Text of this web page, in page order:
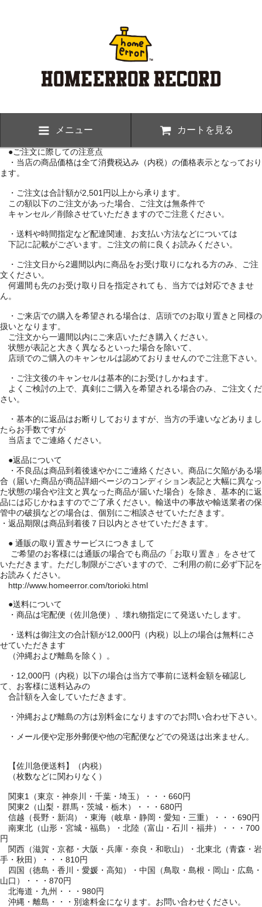
メニュー カートを見る
●ご注文に際しての注意点
・当店の商品価格は全て消費税込み（内税）の価格表示となっており
ます。
・ご注文は合計額が2,501円以上から承ります。
この額以下のご注文があった場合、ご注文は無条件で
キャンセル／削除させていただきますのでご注意ください。
・送料や時間指定など配達関連、お支払い方法などについては
下記に記載がございます。ご注文の前に良くお読みください。
・ご注文日から2週間以内に商品をお受け取りになれる方のみ、ご注
文ください。
何週間も先のお受け取り日を指定されても、当方では対応できませ
ん。
・ご来店での購入を希望される場合は、店頭でのお取り置きと同様の
扱いとなります。
ご注文から一週間以内にご来店いただき購入ください。
状態が表記と大きく異なるといった場合を除いて、
店頭でのご購入のキャンセルは認めておりませんのでご注意下さい。
・ご注文後のキャンセルは基本的にお受けしかねます。
よくご検討の上で、真剣にご購入を希望される場合のみ、ご注文くだ
さい。
・基本的に返品はお断りしておりますが、当方の手違いなどありまし
たらお手数ですが
当店までご連絡ください。
●返品について
・不良品は商品到着後速やかにご連絡ください。商品に欠陥がある場
合（届いた商品が商品詳細ページのコンディション表記と大幅に異なっ
た状態の場合や注文と異なった商品が届いた場合）を除き、基本的に返
品には応じかねますのでご了承ください。輸送中の事故や輸送業者の保
管中の破損などの場合は、個別にご相談させていただきます。
・返品期限は商品到着後７日以内とさせていただきます。
● 通販の取り置きサービスにつきまして
ご希望のお客様には通販の場合でも商品の「お取り置き」をさせて
いただきます。ただし制限がございますので、ご利用の前に必ず下記を
お読みください。
http://www.homeerror.com/torioki.html
●送料について
・商品は宅配便（佐川急便）、壊れ物指定にて発送いたします。
・送料は御注文の合計額が12,000円（内税）以上の場合は無料にさ
せていただきます
（沖縄および離島を除く）。
・12,000円（内税）以下の場合は当方で事前に送料金額を確認し
て、お客様に送料込みの
合計額を入金していただきます。
・沖縄および離島の方は別料金になりますのでお問い合わせ下さい。
・メール便や定形外郵便や他の宅配便などでの発送は出来ません。
【佐川急便送料】（内税）
（枚数などに関わりなく）
関東1（東京・神奈川・千葉・埼玉）・・・660円
関東2（山梨・群馬・茨城・栃木）・・・680円
信越（長野・新潟）・東海（岐阜・静岡・愛知・三重）・・・690円
南東北（山形・宮城・福島）・北陸（富山・石川・福井）・・・700
円
関西（滋賀・京都・大阪・兵庫・奈良・和歌山）・北東北（青森・岩
手・秋田）・・・810円
四国（徳島・香川・愛媛・高知）・中国（鳥取・島根・岡山・広島・
山口）・・・870円
北海道・九州・・・980円
沖縄・離島・・・別途料金になります。お問い合わせください。